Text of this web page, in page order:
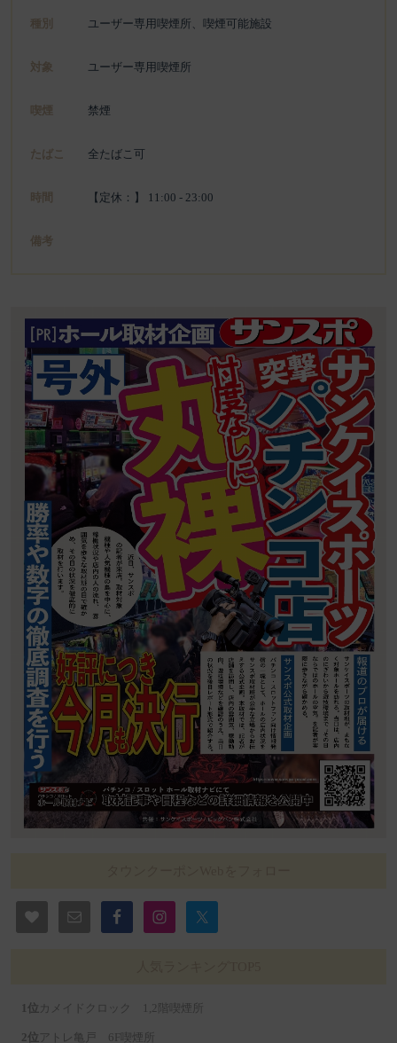
種別 ユーザー専用喫煙所、喫煙可能施設
対象 ユーザー専用喫煙所
喫煙 禁煙
たばこ 全たばこ可
時間 【定休：】 11:00 - 23:00
備考
カメイドクロック 1,2階喫煙所
アトレ亀戸 6F喫煙所